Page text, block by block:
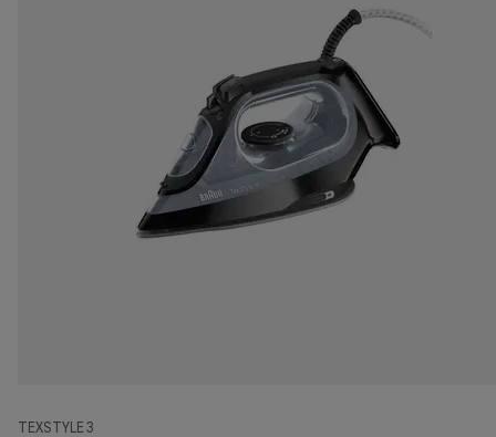
TEXSTYLE 3